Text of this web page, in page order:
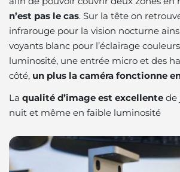
n’est pas le cas. Sur la tête on
infrarouge pour la vision nocturne
voyants blanc pour l’éclairage
luminosité, une entrée micro et des
côté, un plus la caméra fonctionne
La qualité d’image est excellente de
nuit et même en faible luminosité